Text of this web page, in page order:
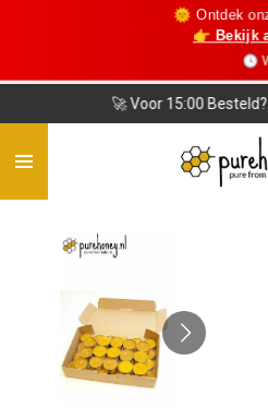
🌞 Ontdek
👉 Bekijk
🕓
🚀 Voor 15:00